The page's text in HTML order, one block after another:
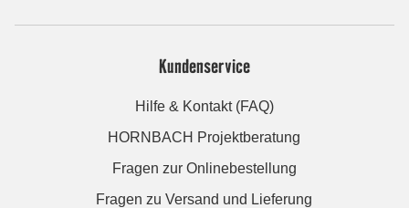
Kundenservice
Hilfe & Kontakt (FAQ)
HORNBACH Projektberatung
Fragen zur Onlinebestellung
Fragen zu Versand und Lieferung